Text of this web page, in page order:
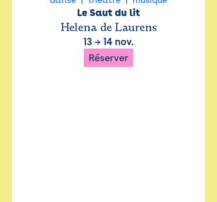
Le Saut du lit
Helena de Laurens
13 → 14 nov.
Réserver